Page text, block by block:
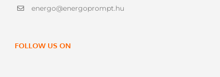
energo@energoprompt.hu
FOLLOW US ON